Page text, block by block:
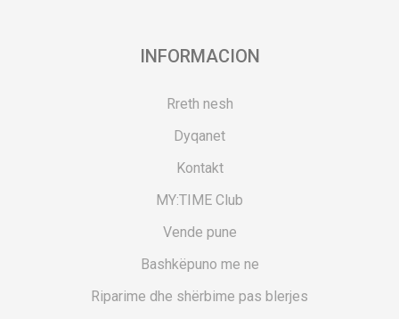
INFORMACION
Rreth nesh
Dyqanet
Kontakt
MY:TIME Club
Vende pune
Bashkëpuno me ne
Riparime dhe shërbime pas blerjes